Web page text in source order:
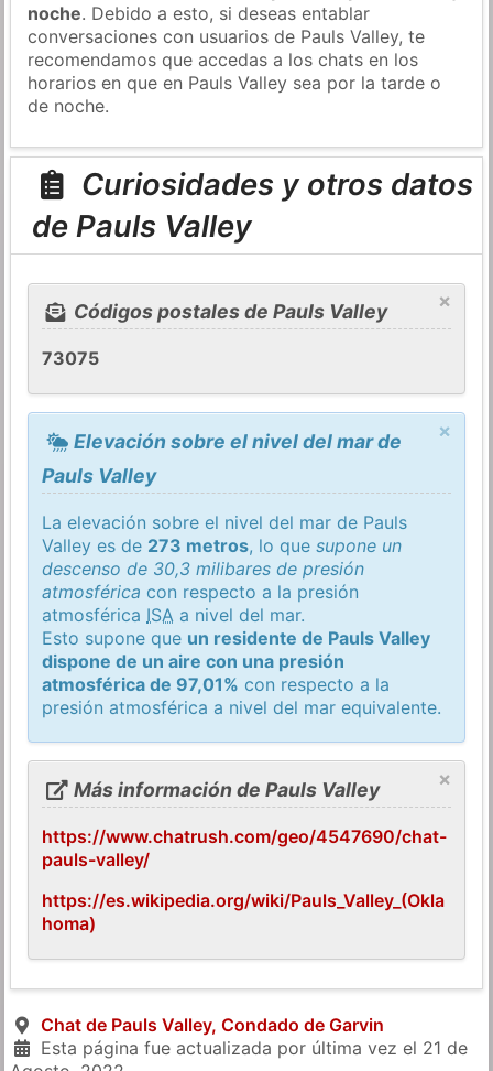
noche. Debido a esto, si deseas entablar
conversaciones con usuarios de Pauls Valley, te
recomendamos que accedas a los chats en los
horarios en que en Pauls Valley sea por la tarde o
de noche.
Curiosidades y otros datos
de Pauls Valley
×
Códigos postales de Pauls Valley
73075
×
Elevación sobre el nivel del mar de
Pauls Valley
La elevación sobre el nivel del mar de Pauls
Valley es de 273 metros, lo quesupone un
descenso de 30,3 milibares de presión
atmosférica con respecto a la presión
atmosférica ISA a nivel del mar.
Esto supone que un residente de Pauls Valley
dispone de un aire con una presión
atmosférica de 97,01% con respecto a la
presión atmosférica a nivel del mar equivalente.
×
Más información de Pauls Valley
https://www.chatrush.com/geo/4547690/chat-
pauls-valley/
https://es.wikipedia.org/wiki/Pauls_Valley_(Okla
homa)
Chat de Pauls Valley, Condado de Garvin
Esta página fue actualizada por última vez el 21 de